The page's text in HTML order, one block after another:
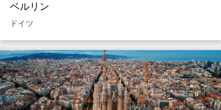
ベルリン
ドイツ